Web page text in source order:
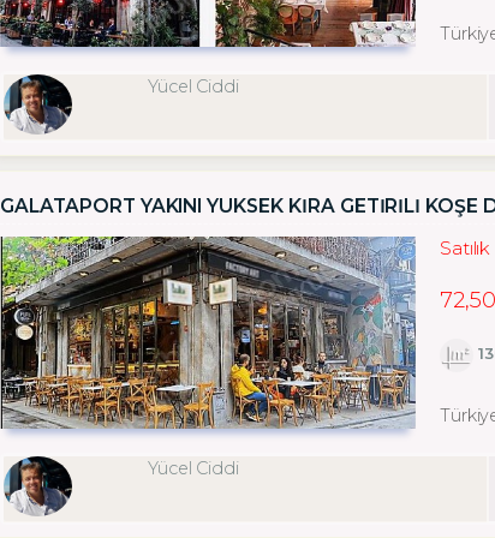
Yücel Ciddi
GALATAPORT YAKINI YÜKSEK KİRA GETİRİLİ KÖŞE
Satılık
Yücel Ciddi